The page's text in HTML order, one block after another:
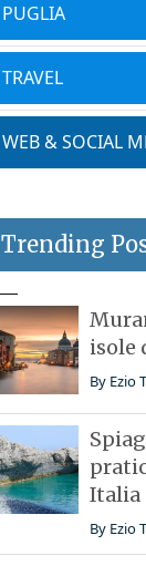
PUGLIA
TRAVEL
WEB & SOCIAL
Trending
isole
By Ezio
Italia
By Ezio